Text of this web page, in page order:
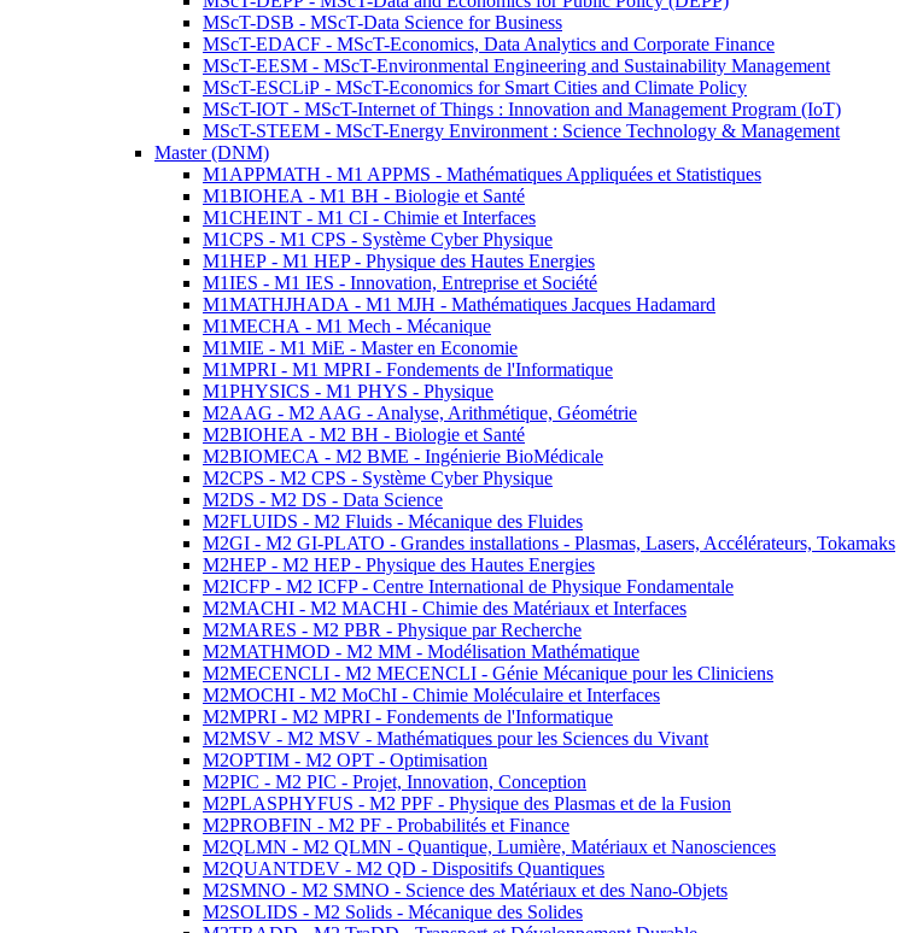
MScT-DSB - MScT-Data Science for Business
MScT-EDACF - MScT-Economics, Data Analytics and Corporate Finance
MScT-EESM - MScT-Environmental Engineering and Sustainability Management
MScT-ESCLiP - MScT-Economics for Smart Cities and Climate Policy
MScT-IOT - MScT-Internet of Things : Innovation and Management Program (IoT)
MScT-STEEM - MScT-Energy Environment : Science Technology & Management
Master (DNM)
M1APPMATH - M1 APPMS - Mathématiques Appliquées et Statistiques
M1BIOHEA - M1 BH - Biologie et Santé
M1CHEINT - M1 CI - Chimie et Interfaces
M1CPS - M1 CPS - Système Cyber Physique
M1HEP - M1 HEP - Physique des Hautes Energies
M1IES - M1 IES - Innovation, Entreprise et Société
M1MATHJHADA - M1 MJH - Mathématiques Jacques Hadamard
M1MECHA - M1 Mech - Mécanique
M1MIE - M1 MiE - Master en Economie
M1MPRI - M1 MPRI - Fondements de l'Informatique
M1PHYSICS - M1 PHYS - Physique
M2AAG - M2 AAG - Analyse, Arithmétique, Géométrie
M2BIOHEA - M2 BH - Biologie et Santé
M2BIOMECA - M2 BME - Ingénierie BioMédicale
M2CPS - M2 CPS - Système Cyber Physique
M2DS - M2 DS - Data Science
M2FLUIDS - M2 Fluids - Mécanique des Fluides
M2GI - M2 GI-PLATO - Grandes installations - Plasmas, Lasers, Accélérateurs, Tokamaks
M2HEP - M2 HEP - Physique des Hautes Energies
M2ICFP - M2 ICFP - Centre International de Physique Fondamentale
M2MACHI - M2 MACHI - Chimie des Matériaux et Interfaces
M2MARES - M2 PBR - Physique par Recherche
M2MATHMOD - M2 MM - Modélisation Mathématique
M2MECENCLI - M2 MECENCLI - Génie Mécanique pour les Cliniciens
M2MOCHI - M2 MoChI - Chimie Moléculaire et Interfaces
M2MPRI - M2 MPRI - Fondements de l'Informatique
M2MSV - M2 MSV - Mathématiques pour les Sciences du Vivant
M2OPTIM - M2 OPT - Optimisation
M2PIC - M2 PIC - Projet, Innovation, Conception
M2PLASPHYFUS - M2 PPF - Physique des Plasmas et de la Fusion
M2PROBFIN - M2 PF - Probabilités et Finance
M2QLMN - M2 QLMN - Quantique, Lumière, Matériaux et Nanosciences
M2QUANTDEV - M2 QD - Dispositifs Quantiques
M2SMNO - M2 SMNO - Science des Matériaux et des Nano-Objets
M2SOLIDS - M2 Solids - Mécanique des Solides